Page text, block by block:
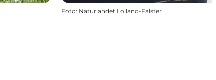
Foto: Naturlandet Lolland-Falster